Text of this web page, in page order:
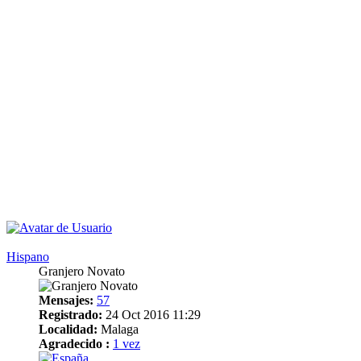
Hispano
Granjero Novato
Mensajes: 57
Registrado: 24 Oct 2016 11:29
Localidad: Malaga
Agradecido : 1 vez